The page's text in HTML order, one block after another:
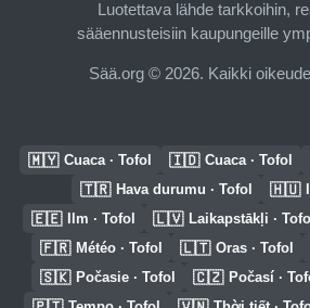
Luotettava lähde tarkkoihin,
sääennusteisiin kaupungeille
Sää.org © 2026. Kaikki
🇲🇾 Cuaca · Tofol 🇮🇩 Cuaca · Tofol
🇹🇷 Hava durumu · Tofol 🇭🇺
🇪🇪 Ilm · Tofol 🇱🇻 Laikapstākļi · Tofol
🇫🇷 Météo · Tofol 🇱🇹 Oras · Tofol
🇸🇰 Počasie · Tofol 🇨🇿 Počasí ·